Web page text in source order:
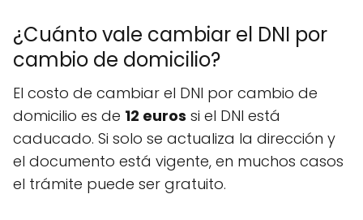
¿Cuánto vale cambiar el DNI por
cambio de domicilio?
El costo de cambiar el DNI por cambio de
domicilio es de 12 euros si el DNI está
caducado. Si solo se actualiza la dirección y
el documento está vigente, en muchos casos
el trámite puede ser gratuito.